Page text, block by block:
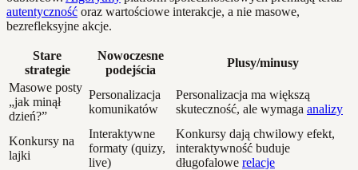
autentyczność oraz wartościowe interakcje, a nie masowe,
bezrefleksyjne akcje.
Stare
strategie
Nowoczesne
podejścia
Plusy/minusy
Masowe posty
„jak minął
dzień?”
Personalizacja
komunikatów
Personalizacja ma większą
skuteczność, ale wymaga analizy
Konkursy na
lajki
Interaktywne
formaty (quizy,
live)
Konkursy dają chwilowy efekt,
interaktywność buduje
długofalowe relacje